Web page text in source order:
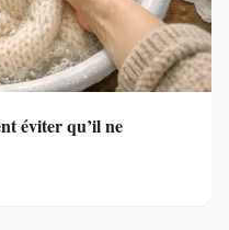
éviter qu’il ne